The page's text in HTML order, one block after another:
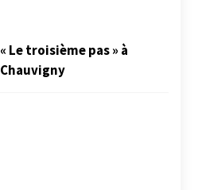
« Le troisième pas » à
Chauvigny